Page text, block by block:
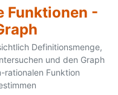
Funktionen -
Definitionsmenge,
und den Graph
rationalen Funktion